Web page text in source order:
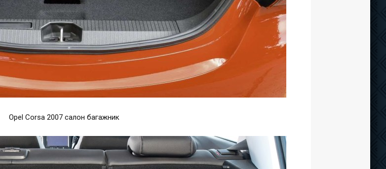
Opel Corsa 2007 салон багажник